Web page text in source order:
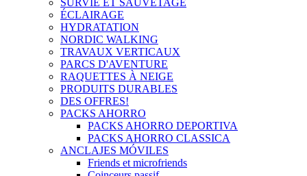
SURVIE ET ​​SAUVETAGE
ÉCLAIRAGE
HYDRATATION
NORDIC WALKING
TRAVAUX VERTICAUX
PARCS D'AVENTURE
RAQUETTES À NEIGE
PRODUITS DURABLES
DES OFFRES!
PACKS AHORRO
PACKS AHORRO DEPORTIVA
PACKS AHORRO CLASSICA
ANCLAJES MÓVILES
Friends et microfriends